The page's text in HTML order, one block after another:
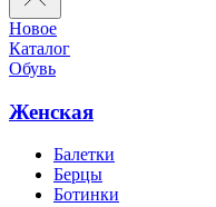
Новое
Каталог
Обувь
Женская
Балетки
Берцы
Ботинки